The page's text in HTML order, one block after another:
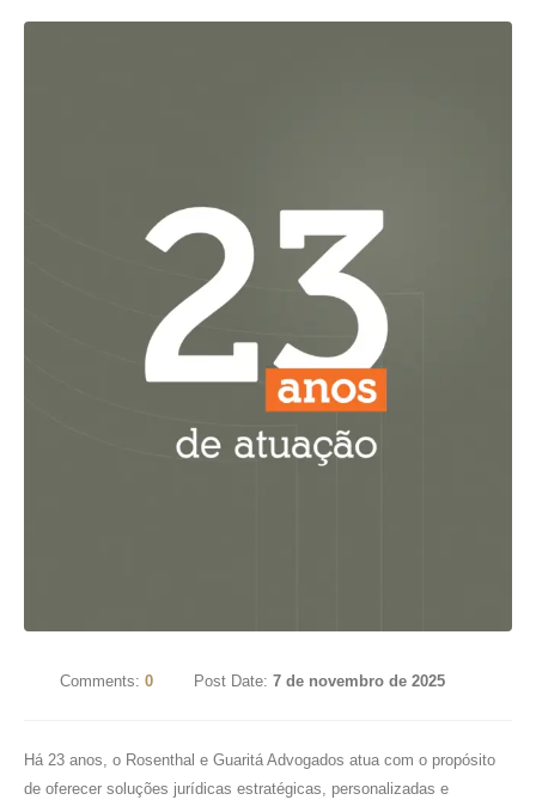
Comments: 0 Post Date: 7 de novembro de 2025
Há 23 anos, o Rosenthal e Guaritá Advogados atua com o propósito
de oferecer soluções jurídicas estratégicas, personalizadas e